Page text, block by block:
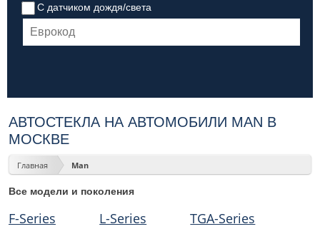
С датчиком дождя/света
АВТОСТЕКЛА НА АВТОМОБИЛИ MAN В
МОСКВЕ
Главная Man
Все модели и поколения
F-Series L-Series
TGA-Series